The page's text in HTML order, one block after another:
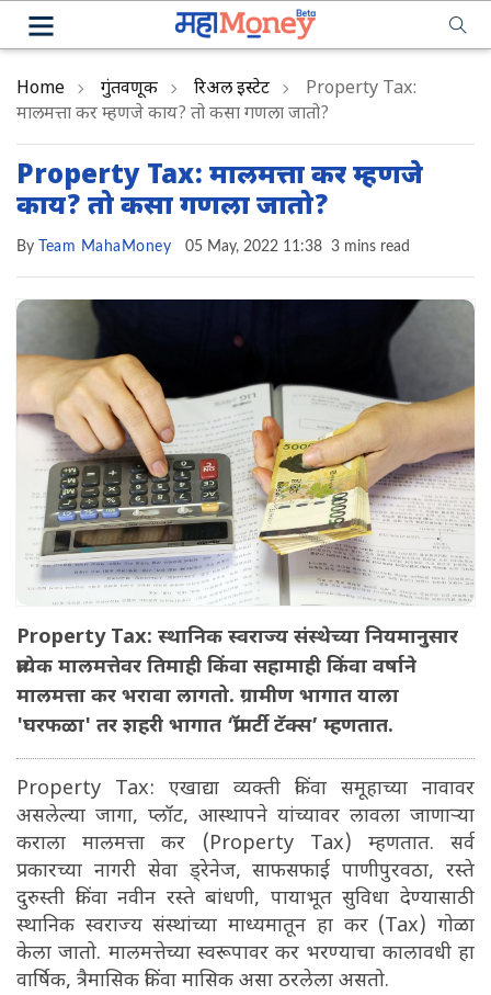
Home गुंतवणूक रिअल इस्टेट
Property Tax:
मालमत्ता कर म्हणजे काय? तो कसा गणला जातो?
Property Tax: मालमत्ता कर म्हणजे
काय? तो कसा गणला जातो?
By Team MahaMoney 05 May, 2022 11:38 3 mins read
Property Tax: स्थानिक स्वराज्य संस्थेच्या नियमानुसार
प्रत्येक मालमत्तेवर तिमाही किंवा सहामाही किंवा वर्षाने
मालमत्ता कर भरावा लागतो. ग्रामीण भागात याला
'घरफळा' तर शहरी भागात ‘प्रॉपर्टी टॅक्स’ म्हणतात.
Property Tax: एखाद्या व्यक्ती किंवा समूहाच्या नावावर
असलेल्या जागा, प्लॉट, आस्थापने यांच्यावर लावला जाणाऱ्या
कराला मालमत्ता कर (Property Tax) म्हणतात. सर्व
प्रकारच्या नागरी सेवा ड्रेनेज, साफसफाई पाणीपुरवठा, रस्ते
दुरुस्ती किंवा नवीन रस्ते बांधणी, पायाभूत सुविधा देण्यासाठी
स्थानिक स्वराज्य संस्थांच्या माध्यमातून हा कर (Tax) गोळा
केला जातो. मालमत्तेच्या स्वरूपावर कर भरण्याचा कालावधी हा
वार्षिक, त्रैमासिक किंवा मासिक असा ठरलेला असतो.